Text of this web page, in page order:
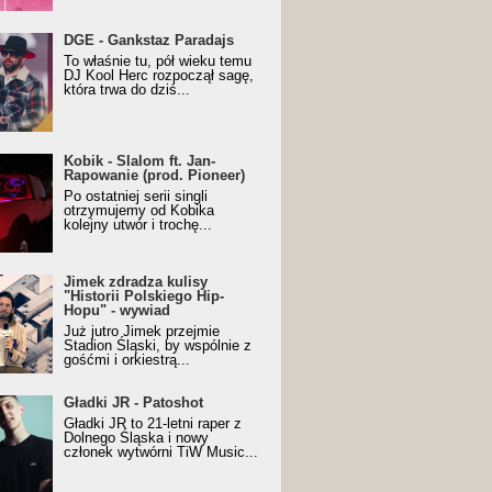
z nagrodą za
Trueschoolowy
Roku (Popkillery 2023)
DGE - Gankstaz Paradajs
To właśnie tu, pół wieku temu
DJ Kool Herc rozpoczął sagę,
która trwa do dziś...
- Slalom ft. Jan-
(prod. Pioneer)
Music Visualiser]
Kobik - Slalom ft. Jan-
Rapowanie (prod. Pioneer)
Po ostatniej serii singli
otrzymujemy od Kobika
kolejny utwór i trochę...
zdradza kulisy "Historii
Hip-Hopu" - wywiad
Jimek zdradza kulisy
"Historii Polskiego Hip-
Hopu" - wywiad
Już jutro Jimek przejmie
Stadion Śląski, by wspólnie z
gośćmi i orkiestrą...
JR - Patoshot
Gładki JR - Patoshot
Gładki JR to 21-letni raper z
Dolnego Śląska i nowy
członek wytwórni TiW Music...